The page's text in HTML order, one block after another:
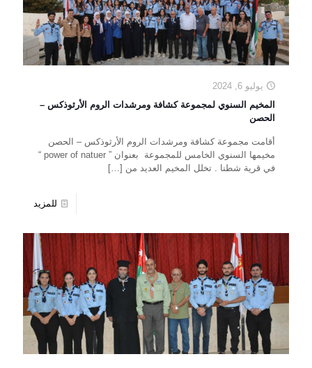
يوليو 6, 2024
المخيم السنوي لمجموعة كشافة ومرشدات الروم الأرثوذكس –
الحصن
أقامت مجموعة كشافة ومرشدات الروم الأرثوذكس – الحصن
مخيمها السنوي الخامس للمجموعة بعنوان ” power of natuer “
في قرية شطنا . تخلل المخيم العديد من […]
للمزيد